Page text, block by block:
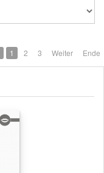
1 2 3 Weiter Ende